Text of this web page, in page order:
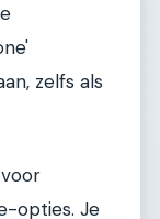
zelfs als
opties. Je